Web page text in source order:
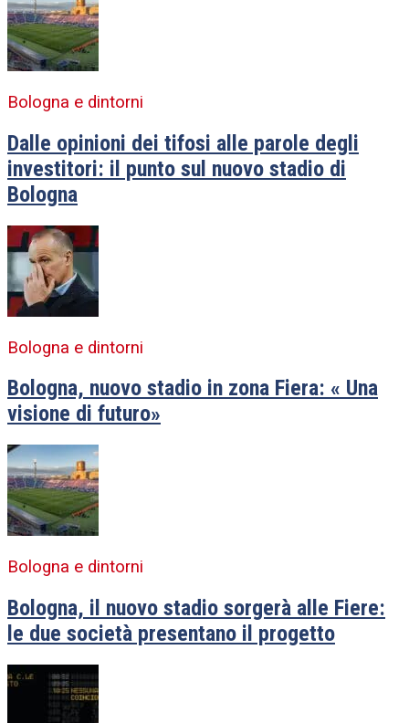
Bologna e dintorni
Dalle opinioni dei tifosi alle parole degli
investitori: il punto sul nuovo stadio di
Bologna
Bologna e dintorni
Bologna, nuovo stadio in zona Fiera: « Una
visione di futuro»
Bologna e dintorni
Bologna, il nuovo stadio sorgerà alle Fiere:
le due società presentano il progetto